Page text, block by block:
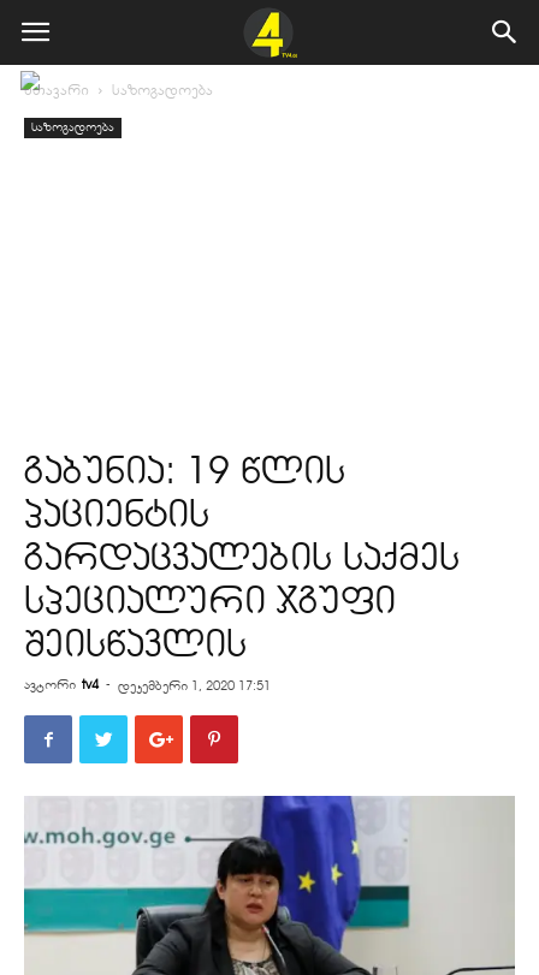
მთავარი საზოგადოება
საზოგადოება
გაბუნია: 19 წლის
პაციენტის
გარდაცვალების საქმეს
სპეციალური ჯგუფი
შეისწავლის
ავტორი tv4 - დეკემბერი 1, 2020 17:51